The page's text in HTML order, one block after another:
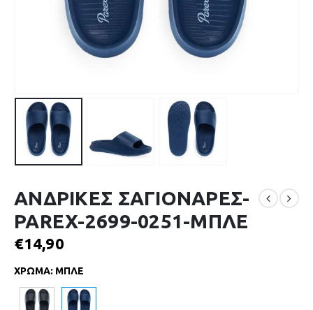
ΑΝΔΡΙΚΕΣ ΣΑΓΙΟΝΑΡΕΣ-
PAREX-2699-0251-ΜΠΛΕ
€14,90
ΧΡΩΜΑ: ΜΠΛΕ